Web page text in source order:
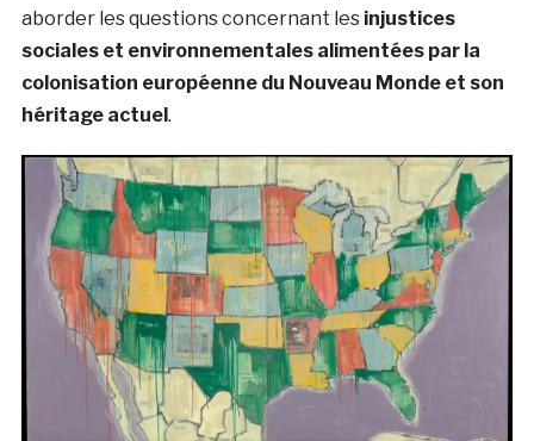
aborder les questions concernant les injustices
sociales et environnementales alimentées par la
colonisation européenne du Nouveau Monde et son
héritage actuel.